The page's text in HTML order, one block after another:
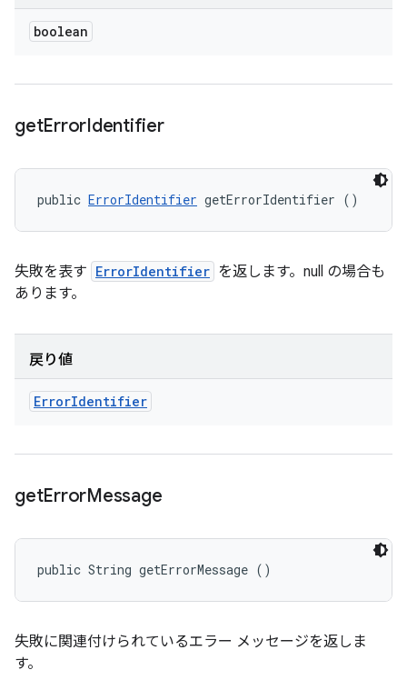
boolean
getErrorIdentifier
public ErrorIdentifier getErrorIdentifier ()
失敗を表す ErrorIdentifier を返します。null の場合も
あります。
戻り値
ErrorIdentifier
getErrorMessage
public String getErrorMessage ()
失敗に関連付けられているエラー メッセージを返しま
す。